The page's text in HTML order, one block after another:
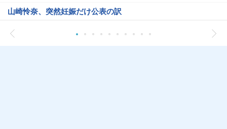
山崎怜奈、突然妊娠だけ公表の訳